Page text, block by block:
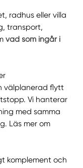
radhus eller villa
transport,
vad som ingår i
välplanerad flytt
Vi hanterar
med samma
Läs mer om
komplement och